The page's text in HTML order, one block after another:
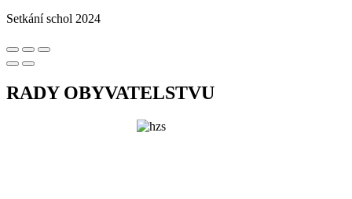
Setkání schol 2024
RADY OBYVATELSTVU